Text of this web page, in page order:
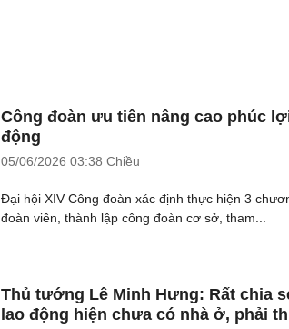
Công đoàn ưu tiên nâng cao phúc
động
05/06/2026 03:38 Chiều
Đại hội XIV Công đoàn xác định thực hiện 3
đoàn viên, thành lập công đoàn cơ sở, tham...
Thủ tướng Lê Minh Hưng: Rất chia
lao động hiện chưa có nhà ở, phải